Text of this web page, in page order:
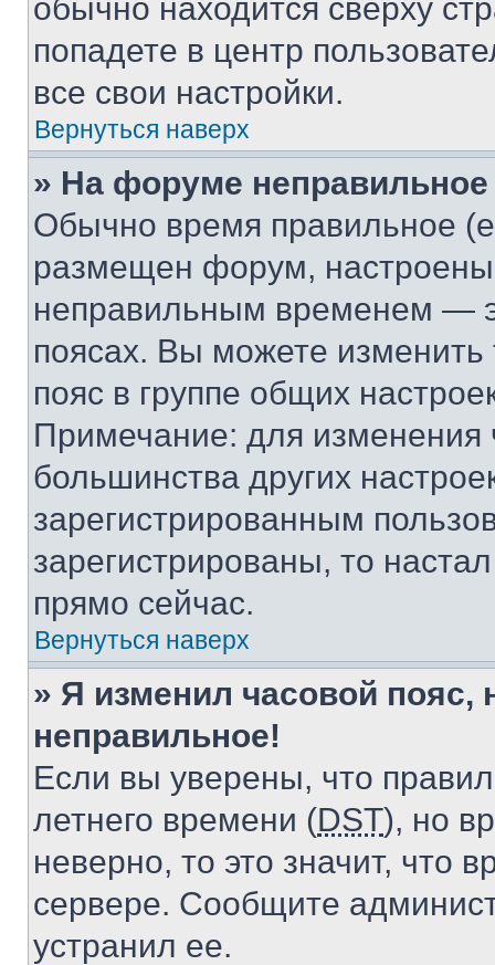
обычно находится сверху
попадете в центр
все свои настройки.
Вернуться наверх
» На форуме
Обычно время правильное
размещен форум, настроены
неправильным временем —
поясах. Вы можете изменить
пояс в группе общих
Примечание: для изменения
большинства других
зарегистрированным
зарегистрированы, то
прямо сейчас.
Вернуться наверх
» Я изменил часовой пояс,
неправильное!
Если вы уверены, что
летнего времени (DST), но
неверно, то это значит, что
сервере. Сообщите
устранил ее.